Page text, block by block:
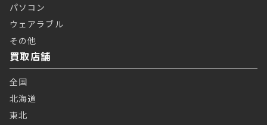
パソコン
ウェアラブル
その他
買取店舗
全国
北海道
東北